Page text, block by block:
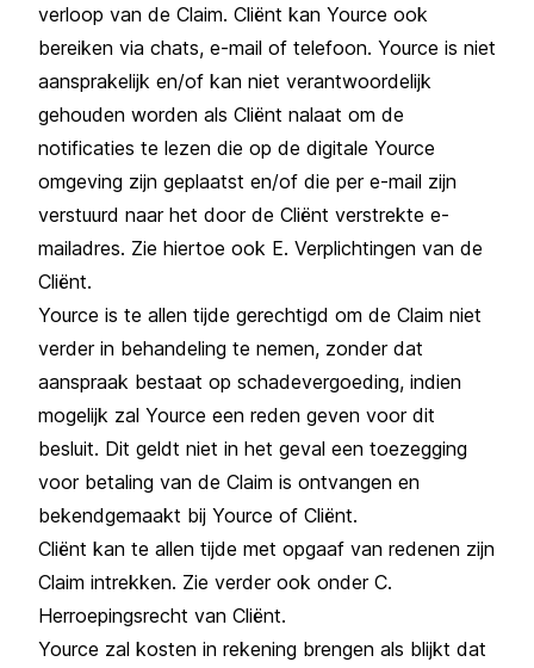
verloop van de Claim. Cliënt kan Yource ook
bereiken via chats, e-mail of telefoon. Yource is niet
aansprakelijk en/of kan niet verantwoordelijk
gehouden worden als Cliënt nalaat om de
notificaties te lezen die op de digitale Yource
omgeving zijn geplaatst en/of die per e-mail zijn
verstuurd naar het door de Cliënt verstrekte e-
mailadres. Zie hiertoe ook E. Verplichtingen van de
Cliënt.
Yource is te allen tijde gerechtigd om de Claim niet
verder in behandeling te nemen, zonder dat
aanspraak bestaat op schadevergoeding, indien
mogelijk zal Yource een reden geven voor dit
besluit. Dit geldt niet in het geval een toezegging
voor betaling van de Claim is ontvangen en
bekendgemaakt bij Yource of Cliënt.
Cliënt kan te allen tijde met opgaaf van redenen zijn
Claim intrekken. Zie verder ook onder C.
Herroepingsrecht van Cliënt.
Yource zal kosten in rekening brengen als blijkt dat